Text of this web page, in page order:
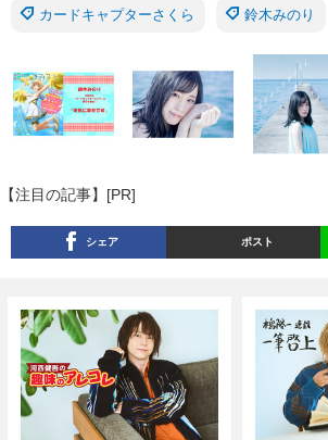
カードキャプターさくら 鈴木みのり
【注目の記事】[PR]
シェア ポスト